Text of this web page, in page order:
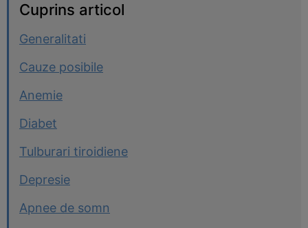
Cuprins articol
Generalitati
Cauze posibile
Anemie
Diabet
Tulburari tiroidiene
Depresie
Apnee de somn